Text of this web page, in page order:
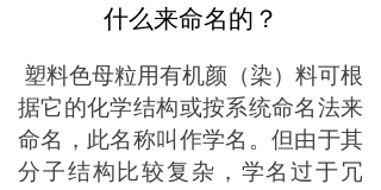
什么来命名的？
塑料色母粒用有机颜（染）料可根
据它的化学结构或按系统命名法来
命名，此名称叫作学名。但由于其
分子结构比较复杂，学名过于冗